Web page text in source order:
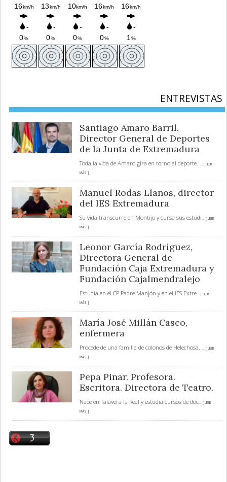
ENTREVISTAS
Santiago Amaro Barril,
Director General de Deportes
de la Junta de Extremadura
Toda la vida de Amaro gira en torno al deporte.
... [ LEER
MÁS ]
Manuel Rodas Llanos, director
del IES Extremadura
Su vida transcurre en Montijo y cursa sus estudi... [ LEER
MÁS ]
Leonor García Rodríguez,
Directora General de
Fundación Caja Extremadura y
Fundación Cajalmendralejo
Estudia en el CP Padre Manjón y en el IES Extre... [ LEER
MÁS ]
María José Millán Casco,
enfermera
Procede de una familia de colonos de Helechosa.
... [ LEER
MÁS ]
Pepa Pinar. Profesora.
Escritora. Directora de Teatro.
Nace en Talavera la Real y estudia cursos de doc... [ LEER
MÁS ]